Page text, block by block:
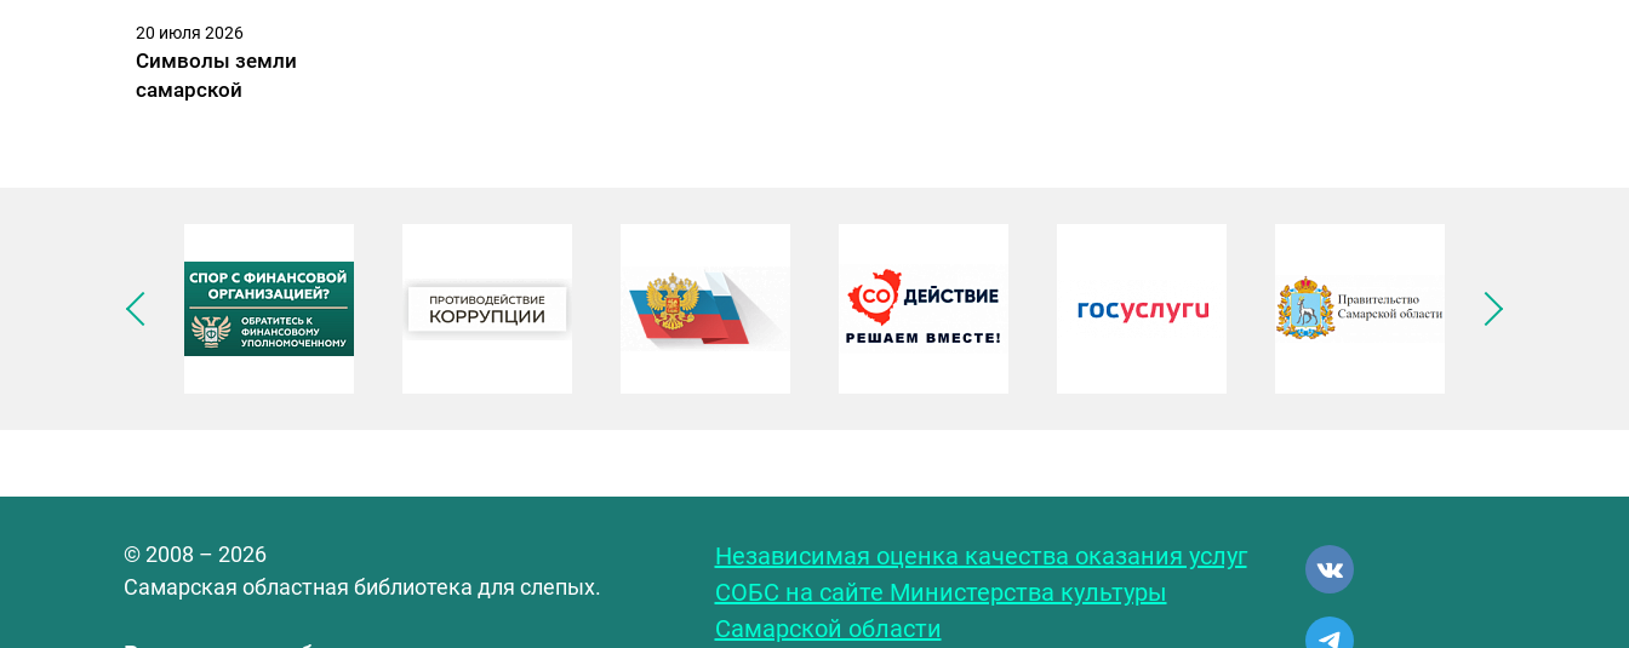
20 июля 2026
Символы земли
самарской
Следующее изображение
© 2008 – 2026
Самарская областная библиотека для слепых.
Независимая оценка качества оказания услуг
СОБС на сайте Министерства культуры
Самарской области